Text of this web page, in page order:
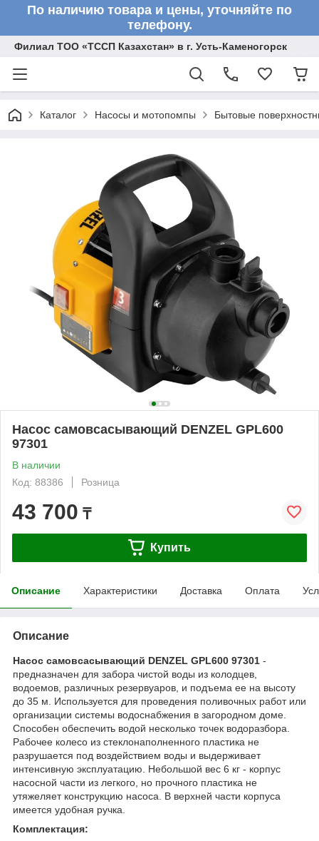
По наличию товара и цены, уточняйте по
телефону.
Филиал ТОО «ТССП Казахстан» в г. Усть-Каменогорск
Каталог Насосы и мотопомпы Бытовые
Насос самовсасывающий DENZEL GPL600
97301
В наличии
Код: 88386
Розница
43 700 ₸
Купить
Описание Характеристики Доставка Оплата
Описание
Насос самовсасывающий DENZEL GPL600 97301 -
предназначен для забора чистой воды из колодцев,
водоемов, различных резервуаров, и подъема ее на высоту
до 35 м. Используется для проведения поливочных работ или
организации системы водоснабжения в загородном доме.
Способен обеспечить водой несколько точек водоразбора.
Рабочее колесо из стеклонаполненного пластика не
разрушается под воздействием воды и выдерживает
интенсивную эксплуатацию. Небольшой вес 6 кг - корпус
насосной части из легкого, но прочного пластика не
утяжеляет конструкцию насоса. В верхней части корпуса
имеется удобная ручка.
Комплектация: